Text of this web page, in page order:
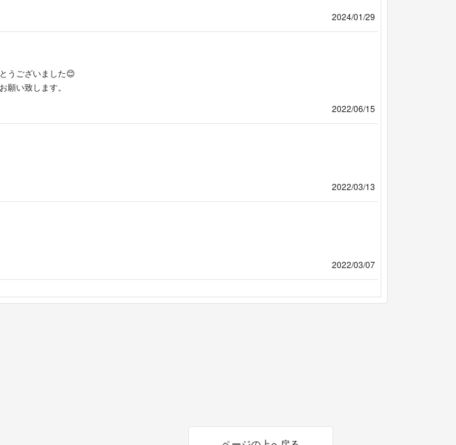
2024/01/29
うございました😊
願い致します。
2022/06/15
2022/03/13
2022/03/07